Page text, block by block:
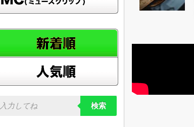
検索